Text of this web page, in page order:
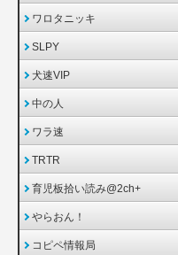
ワロタニッキ
SLPY
犬速VIP
中の人
ワラ速
TRTR
育児板拾い読み@2ch+
やらおん！
コピペ情報局